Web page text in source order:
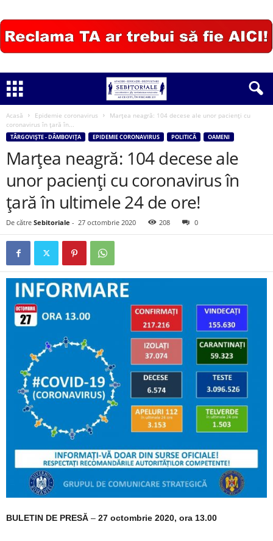
Acasă Epidemie coronavirus
Marțea neagră: 104 decese ale unor pacienți cu
coronavirus în țară în...
TÂRGOVIȘTE - DÂMBOVIȚA EPIDEMIE CORONAVIRUS POLITICĂ OAMENI
Marțea neagră: 104 decese ale
unor pacienți cu coronavirus în
țară în ultimele 24 de ore!
De către Sebitoriale - 27 octombrie 2020 208 0
BULETIN DE PRESĂ – 27 octombrie 2020, ora 13.00